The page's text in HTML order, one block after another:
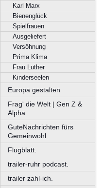
Karl Marx
Bienenglück
Spielfrauen
Ausgeliefert
Versöhnung
Prima Klima
Frau Luther
Kinderseelen
Europa gestalten
Frag' die Welt | Gen Z &
Alpha
GuteNachrichten fürs
Gemeinwohl
Flugblatt.
trailer-ruhr podcast.
trailer zahl-ich.